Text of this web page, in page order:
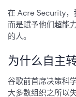
在 Acre Security，
而是赋予他们超能
的人。
为什么自主
谷歌前首席决策科
大多数组织之所以